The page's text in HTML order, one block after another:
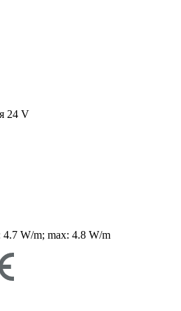
24 V
4.7 W/m; max: 4.8 W/m